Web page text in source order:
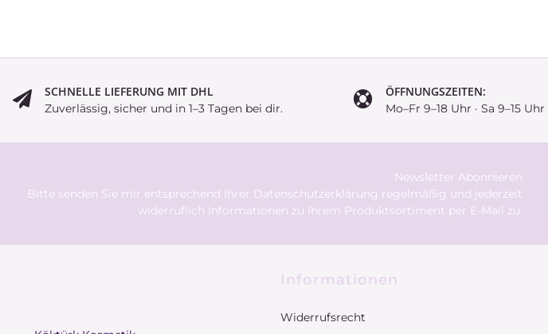
SCHNELLE LIEFERUNG MIT DHL
Zuverlässig, sicher und in 1–3 Tagen bei dir.
ÖFFNUNGSZEITEN:
Mo–Fr 9–18 Uhr · Sa 9–15 Uhr
Newsletter Abonnieren
Bitte senden Sie mir entsprechend Ihrer Datenschutzerklärung regelmäßig und jederzeit
widerruflich Informationen zu Ihrem Produktsortiment per E-Mail zu.
Informationen
Widerrufsrecht